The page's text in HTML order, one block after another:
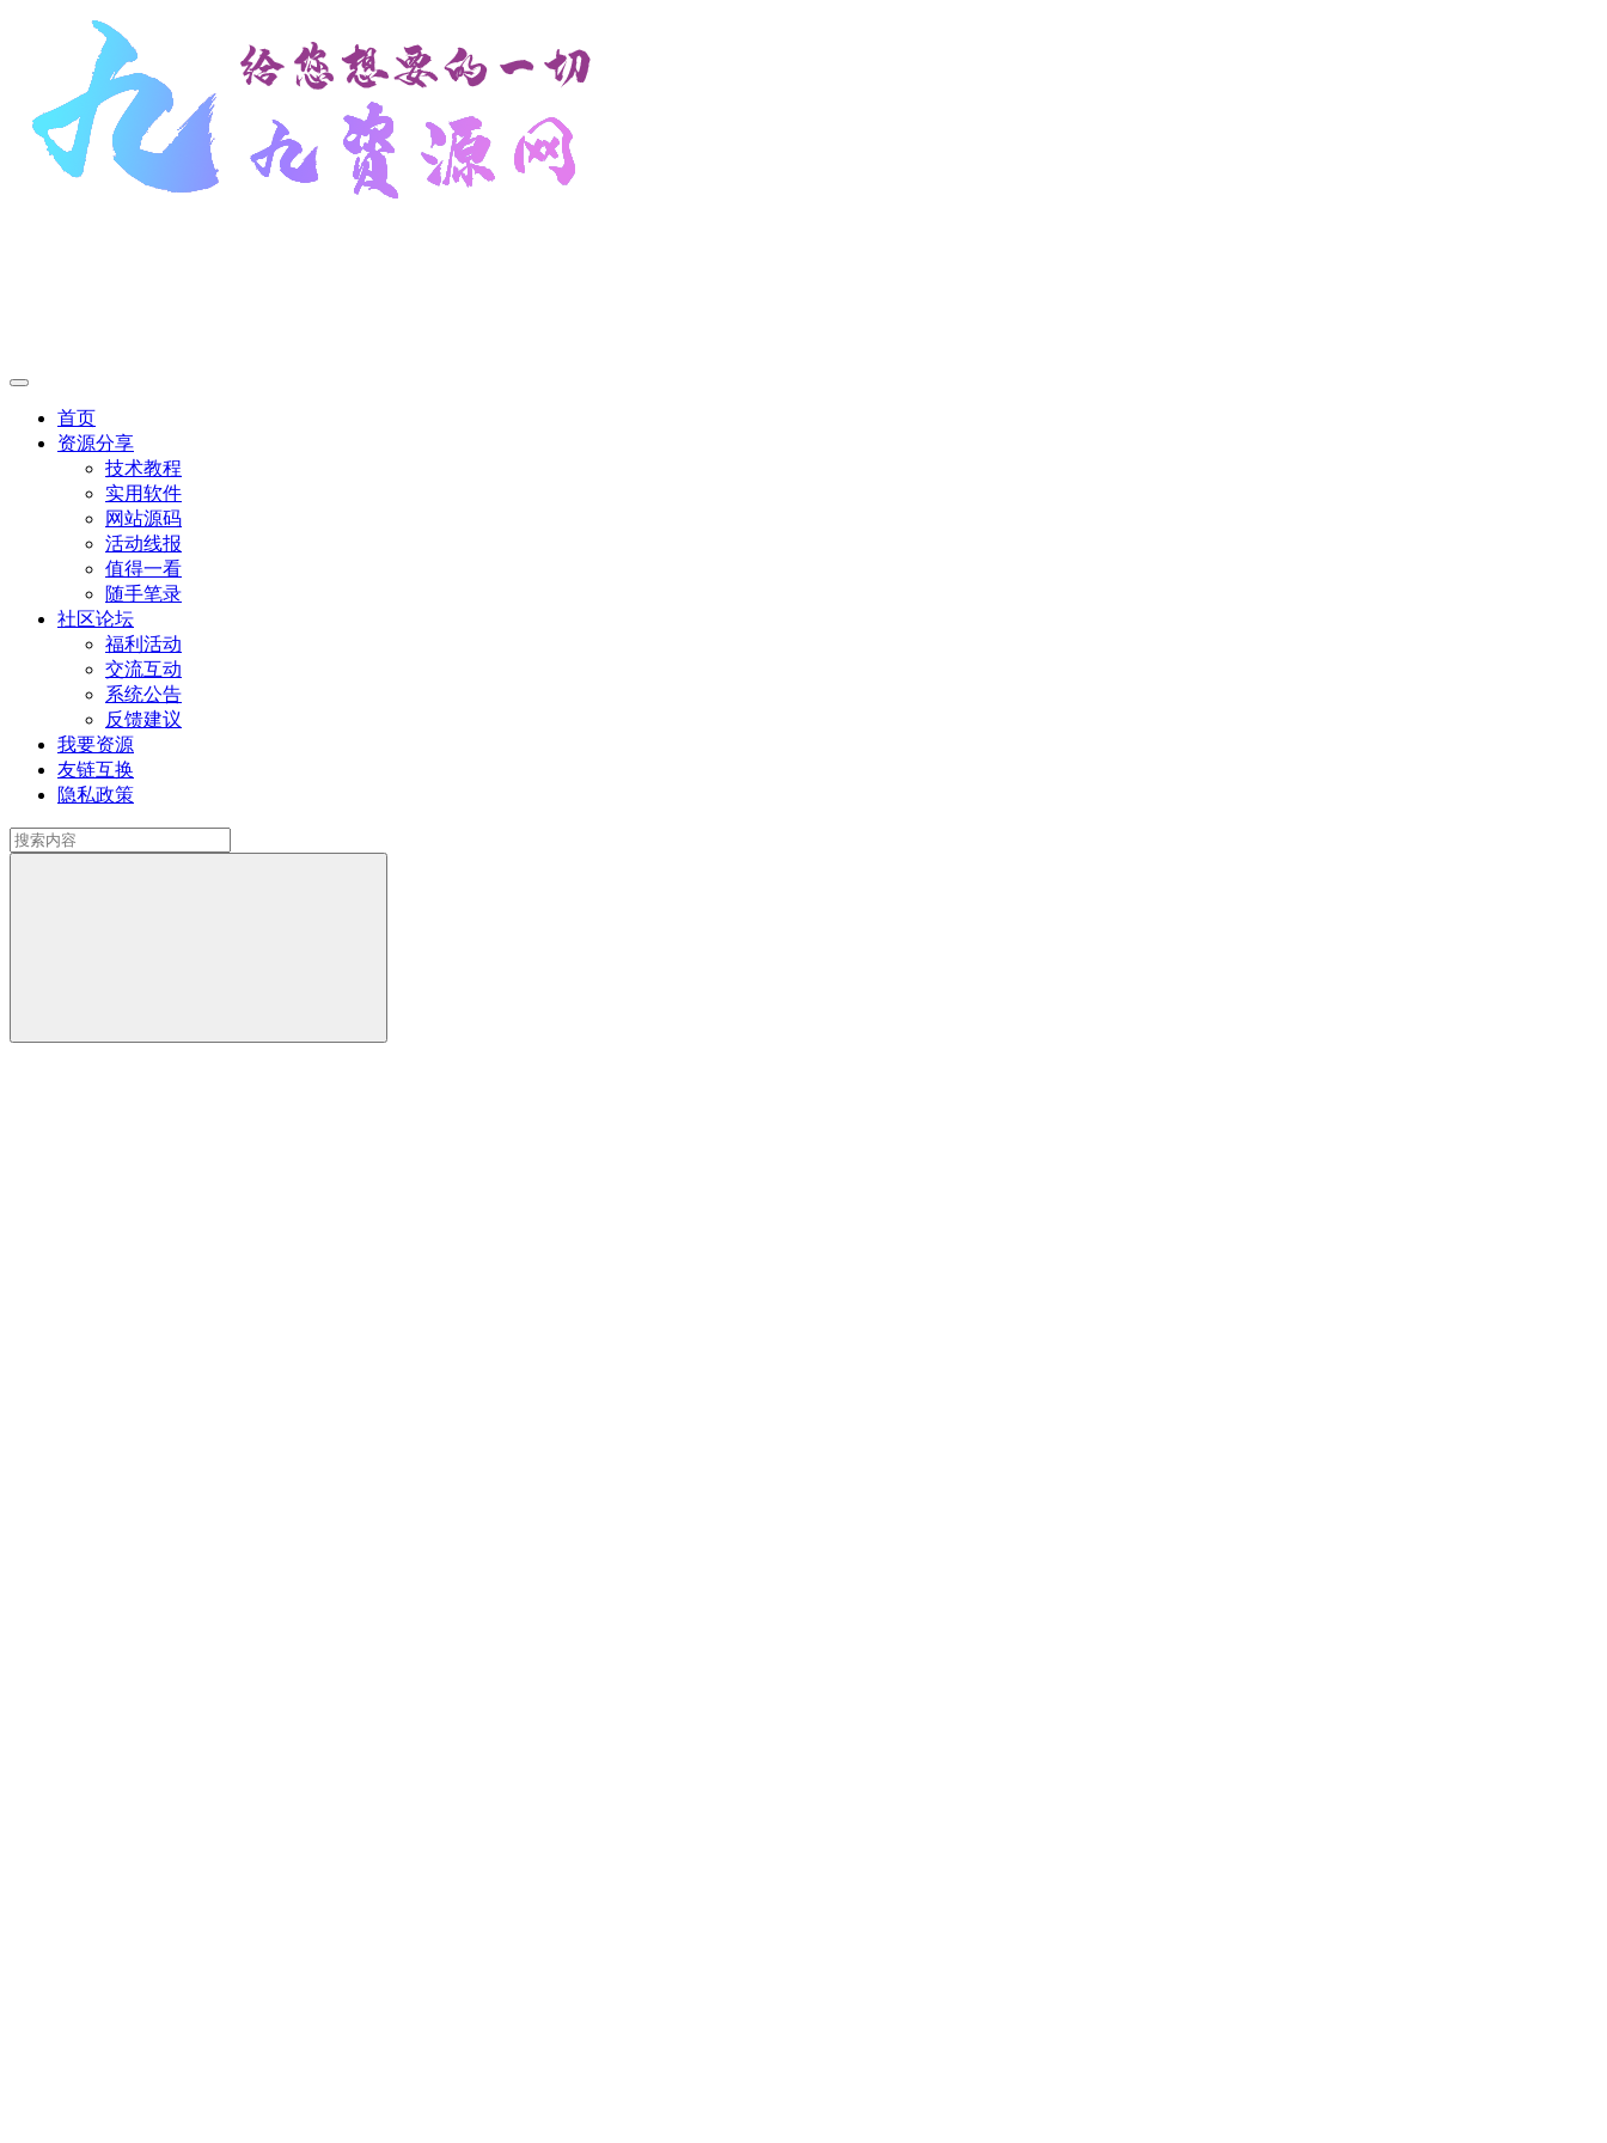
首页
资源分享
技术教程
实用软件
网站源码
活动线报
值得一看
随手笔录
社区论坛
福利活动
交流互动
系统公告
反馈建议
我要资源
友链互换
隐私政策